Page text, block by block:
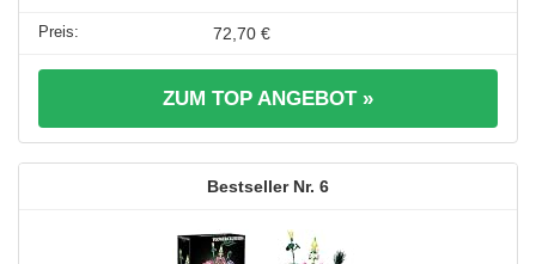
72,70 €
ZUM TOP ANGEBOT »
6